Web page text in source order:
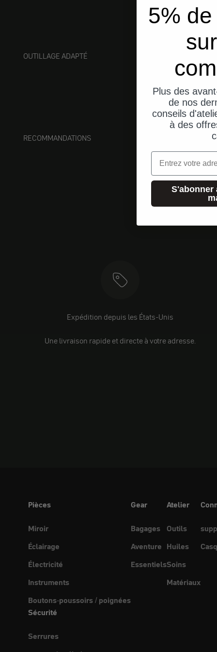
OUTILLAGE ADAPTÉ
RECOMMANDATIONS
Expédition depuis les États-Unis
Une livraison rapide et directe à votre adresse.
Pièces
Miroir
Éclairage
Électricité
Instruments
Boutons-poussoirs / poignées
Gear
Bagages
Aventure
Essentiels
Atelier
Outils
Huiles
Soins
Matériaux
Sécurité
Serrures
5%
Plus des
de nos
conseils
à des
Email
S'abonner